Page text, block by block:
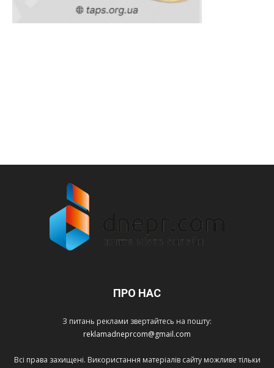
ПРО НАС
З питань реклами звертайтесь на пошту:
reklamadneprcom@gmail.com
Всі права захищені. Використання матеріалів сайту можливе тільки